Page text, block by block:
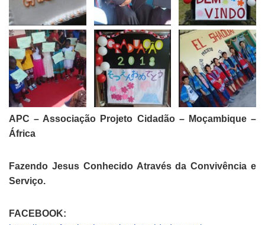
APC – Associação Projeto Cidadão – Moçambique –
África
Fazendo Jesus Conhecido Através da Convivência e
Serviço.
FACEBOOK: